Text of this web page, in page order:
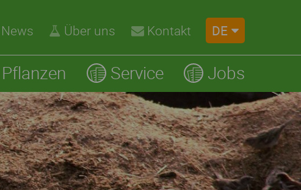
News Über uns Kontakt DE
Pflanzen Service Jobs